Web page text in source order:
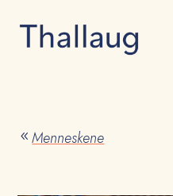
8 Menneskene